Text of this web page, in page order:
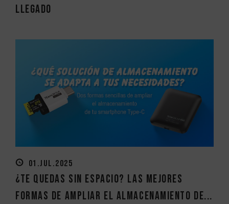
llegado
01.JUL.2025
¿Te quedas sin espacio? Las mejores
formas de ampliar el almacenamiento de...